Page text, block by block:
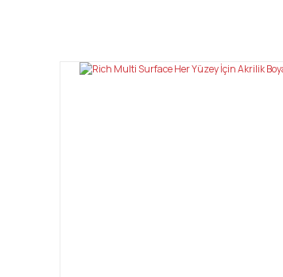
Bu ürünün fiyat bilgisi, resim, ürün
Ürün resmi kalitesiz, bozuk veya